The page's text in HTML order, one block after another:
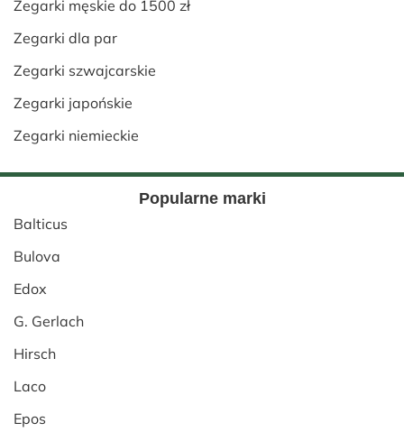
Zegarki męskie do 1500 zł
Zegarki dla par
Zegarki szwajcarskie
Zegarki japońskie
Zegarki niemieckie
Popularne marki
Balticus
Bulova
Edox
G. Gerlach
Hirsch
Laco
Epos